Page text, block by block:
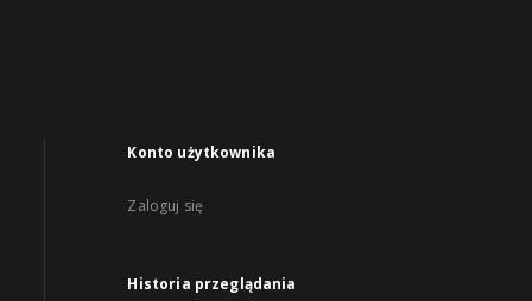
Konto użytkownika
Zaloguj się
Historia przeglądania